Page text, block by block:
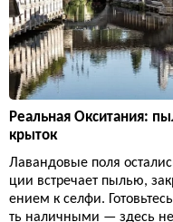
Реальная Окситания:
крыток
Лавандовые поля
ции встречает пылью,
ением к селфи.
ть наличными — здесь не